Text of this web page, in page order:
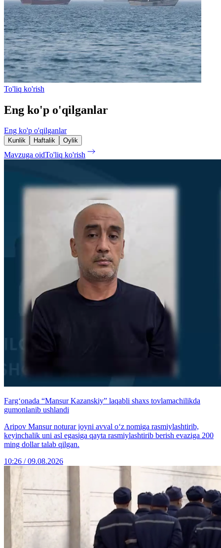
To'liq ko'rish
Eng ko'p o'qilganlar
Eng ko'p o'qilganlar
Kunlik Haftalik Oylik
Mavzuga oidTo'liq ko'rish
Farg‘onada “Mansur Kazanskiy” laqabli shaxs tovlamachilikda
gumonlanib ushlandi
Aripov Mansur noturar joyni avval o‘z nomiga rasmiylashtirib,
keyinchalik uni asl egasiga qayta rasmiylashtirib berish evaziga 200
ming dollar talab qilgan.
10:26 / 09.08.2026